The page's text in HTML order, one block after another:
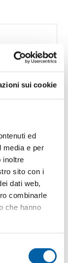
sui cookie
ed
media e per
inoltre
sito con i
dati web,
combinarle
che hanno
di-pulizie-
impresa